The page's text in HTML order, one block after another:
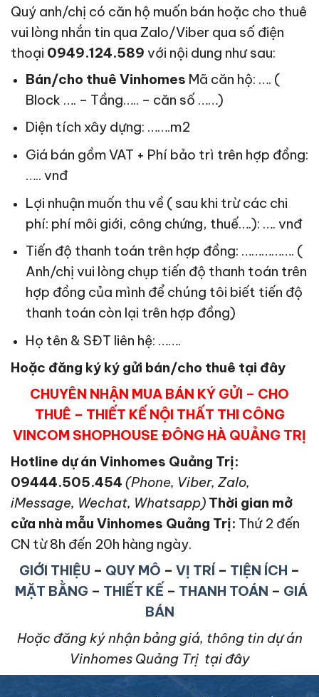
Quý anh/chị có căn hộ muốn bán hoặc cho thuê
vui lòng nhắn tin qua Zalo/Viber qua số điện
thoại 0949.124.589 với nội dung như sau:
Bán/cho thuê Vinhomes Mã căn hộ: …. (
Block …. – Tầng….. – căn số ……)
Diện tích xây dựng: …….m2
Giá bán gồm VAT + Phí bảo trì trên hợp đồng:
….. vnđ
Lợi nhuận muốn thu về ( sau khi trừ các chi
phí: phí môi giới, công chứng, thuế….): …. vnđ
Tiến độ thanh toán trên hợp đồng: ……………. (
Anh/chị vui lòng chụp tiến độ thanh toán trên
hợp đồng của mình để chúng tôi biết tiến độ
thanh toán còn lại trên hợp đồng)
Họ tên & SĐT liên hệ: …….
Hoặc đăng ký ký gửi bán/cho thuê tại đây
CHUYÊN NHẬN MUA BÁN KÝ GỬI – CHO
THUÊ – THIẾT KẾ NỘI THẤT THI CÔNG
VINCOM SHOPHOUSE ĐÔNG HÀ QUẢNG TRỊ
Hotline dự án Vinhomes Quảng Trị:
09444.505.454 (Phone, Viber, Zalo,
iMessage, Wechat, Whatsapp) Thời gian mở
cửa nhà mẫu Vinhomes Quảng Trị: Thứ 2 đến
CN từ 8h đến 20h hàng ngày.
GIỚI THIỆU – QUY MÔ – VỊ TRÍ – TIỆN ÍCH –
MẶT BẰNG – THIẾT KẾ – THANH TOÁN – GIÁ
BÁN
Hoặc đăng ký nhận bảng giá, thông tin dự án
Vinhomes Quảng Trị tại đây